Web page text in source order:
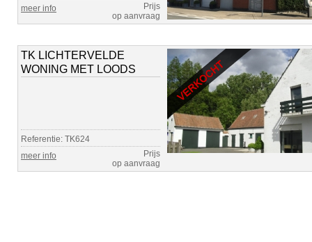
Prijs
op aanvraag
meer info
TK LICHTERVELDE
WONING MET LOODS
Referentie: TK624
Prijs
op aanvraag
meer info